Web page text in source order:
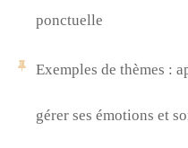
ponctuelle
Exemples de thèmes :
gérer ses émotions et